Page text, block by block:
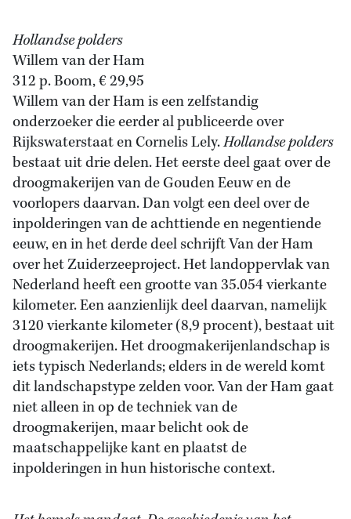
Hollandse polders
Willem van der Ham
312 p. Boom, € 29,95
Willem van der Ham is een zelfstandig
onderzoeker die eerder al publiceerde over
Rijkswaterstaat en Cornelis Lely.Hollandse polders
bestaat uit drie delen. Het eerste deel gaat over de
droogmakerijen van de Gouden Eeuw en de
voorlopers daarvan. Dan volgt een deel over de
inpolderingen van de achttiende en negentiende
eeuw, en in het derde deel schrijft Van der Ham
over het Zuiderzeeproject. Het landoppervlak van
Nederland heeft een grootte van 35.054 vierkante
kilometer. Een aanzienlijk deel daarvan, namelijk
3120 vierkante kilometer (8,9 procent), bestaat uit
droogmakerijen. Het droogmakerijenlandschap is
iets typisch Nederlands; elders in de wereld komt
dit landschapstype zelden voor. Van der Ham gaat
niet alleen in op de techniek van de
droogmakerijen, maar belicht ook de
maatschappelijke kant en plaatst de
inpolderingen in hun historische context.